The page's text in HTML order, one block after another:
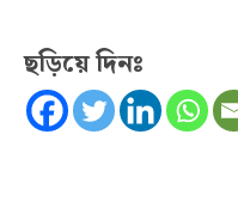
ছড়িয়ে দিনঃ